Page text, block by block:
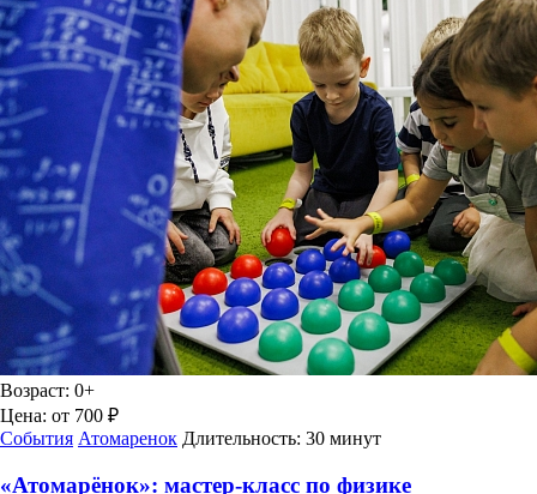
Возраст: 0+
Цена: от 700 ₽
События Атомаренок Длительность: 30 минут
«Атомарёнок»: мастер-класс по физике